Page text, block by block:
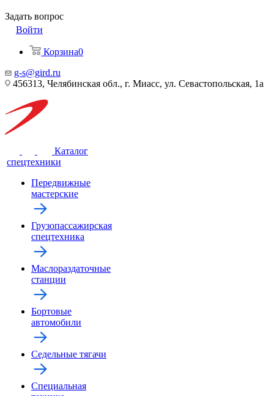
Задать вопрос
Войти
Корзина0
g-s@gird.ru
456313, Челябинская обл., г. Миасс, ул. Севастопольская, 1а
Каталог
спецтехники
Передвижные
мастерские
Грузопассажирская
спецтехника
Маслораздаточные
станции
Бортовые
автомобили
Седельные тягачи
Специальная